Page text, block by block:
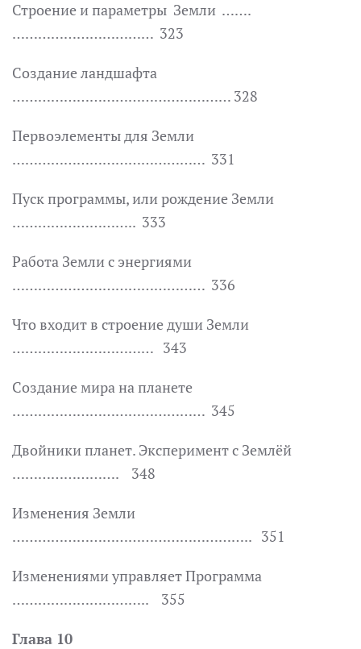
Строение и параметры Земли …….
…………………………… 323
Создание ландшафта
…………………………………………… 328
Первоэлементы для Земли
……………………………………… 331
Пуск программы, или рождение Земли
……………………….. 333
Работа Земли с энергиями
……………………………………… 336
Что входит в строение души Земли
…………………………… 343
Создание мира на планете
……………………………………… 345
Двойники планет. Эксперимент с Землёй
……………………. 348
Изменения Земли
……………………………………………….. 351
Изменениями управляет Программа
………………………….. 355
Глава 10